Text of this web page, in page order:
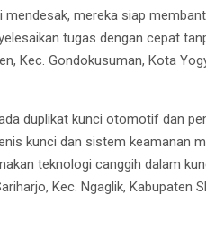
mereka siap
tugas dengan cepat
Kec. Gondokusuman, Kota
duplikat kunci otomotif dan
kunci dan sistem keamanan
teknologi canggih dalam
Kec. Ngaglik,